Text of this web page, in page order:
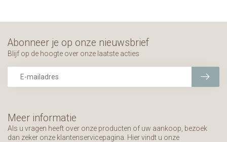
Meer informatie
Als u vragen heeft over onze producten of uw aankoop, bezoek
dan zeker onze klantenservicepagina. Hier vindt u onze
Abonneer je op onze nieuwsbrief
Blijf op de hoogte over onze laatste acties